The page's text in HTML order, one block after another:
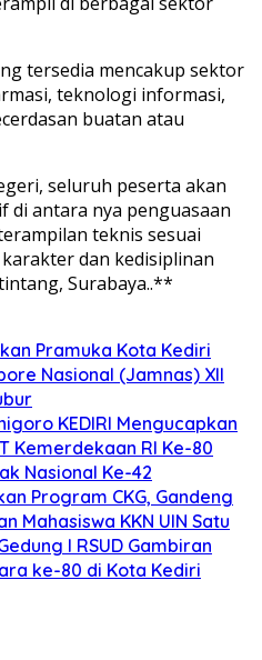
tersedia mencakup sektor
teknologi informasi,
buatan atau
seluruh peserta akan
di antara nya penguasaan
teknis sesuai
dan kedisiplinan
Surabaya..**
Pramuka Kota Kediri
Nasional (Jamnas) XII
KEDIRI Mengucapkan
Kemerdekaan RI Ke-80
Nasional Ke-42
Program CKG, Gandeng
Mahasiswa KKN UIN Satu
I RSUD Gambiran
ke-80 di Kota Kediri